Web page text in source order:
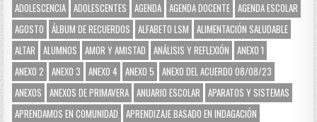
ADOLESCENCIA ADOLESCENTES AGENDA AGENDA DOCENTE AGENDA ESCOLAR
AGOSTO
ÁLBUM DE RECUERDOS ALFABETO LSM
ALIMENTACIÓN SALUDABLE
ALTAR
ALUMNOS AMOR Y AMISTAD ANÁLISIS Y REFLEXIÓN
ANEXO 1
ANEXO 2
ANEXO 3 ANEXO 4 ANEXO 5
ANEXO DEL ACUERDO 08/08/23
ANEXOS
ANEXOS DE PRIMAVERA ANUARIO ESCOLAR
APARATOS Y SISTEMAS
APRENDAMOS EN COMUNIDAD
APRENDIZAJE BASADO EN INDAGACIÓN